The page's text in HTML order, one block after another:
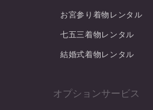
お宮参り着物レンタル
七五三着物レンタル
結婚式着物レンタル
オプションサービス